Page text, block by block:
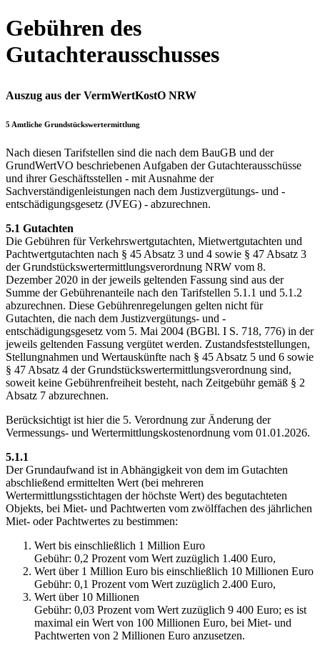
Gebühren des
Gutachterausschusses
Auszug aus der VermWertKostO NRW
5 Amtliche Grundstückswertermittlung
Nach diesen Tarifstellen sind die nach dem BauGB und der
GrundWertVO beschriebenen Aufgaben der Gutachterausschüsse
und ihrer Geschäftsstellen - mit Ausnahme der
Sachverständigenleistungen nach dem Justizvergütungs- und -
entschädigungsgesetz (JVEG) - abzurechnen.
5.1 Gutachten
Die Gebühren für Verkehrswertgutachten, Mietwertgutachten und
Pachtwertgutachten nach § 45 Absatz 3 und 4 sowie § 47 Absatz 3
der Grundstückswertermittlungsverordnung NRW vom 8.
Dezember 2020 in der jeweils geltenden Fassung sind aus der
Summe der Gebührenanteile nach den Tarifstellen 5.1.1 und 5.1.2
abzurechnen. Diese Gebührenregelungen gelten nicht für
Gutachten, die nach dem Justizvergütungs- und -
entschädigungsgesetz vom 5. Mai 2004 (BGBl. I S. 718, 776) in der
jeweils geltenden Fassung vergütet werden. Zustandsfeststellungen,
Stellungnahmen und Wertauskünfte nach § 45 Absatz 5 und 6 sowie
§ 47 Absatz 4 der Grundstückswertermittlungsverordnung sind,
soweit keine Gebührenfreiheit besteht, nach Zeitgebühr gemäß § 2
Absatz 7 abzurechnen.
Berücksichtigt ist hier die 5. Verordnung zur Änderung der
Vermessungs- und Wertermittlungskostenordnung vom 01.01.2026.
5.1.1
Der Grundaufwand ist in Abhängigkeit von dem im Gutachten
abschließend ermittelten Wert (bei mehreren
Wertermittlungsstichtagen der höchste Wert) des begutachteten
Objekts, bei Miet- und Pachtwerten vom zwölffachen des jährlichen
Miet- oder Pachtwertes zu bestimmen:
Wert bis einschließlich 1 Million Euro
Gebühr: 0,2 Prozent vom Wert zuzüglich 1.400 Euro,
Wert über 1 Million Euro bis einschließlich 10 Millionen Euro
Gebühr: 0,1 Prozent vom Wert zuzüglich 2.400 Euro,
Wert über 10 Millionen
Gebühr: 0,03 Prozent vom Wert zuzüglich 9 400 Euro; es ist
maximal ein Wert von 100 Millionen Euro, bei Miet- und
Pachtwerten von 2 Millionen Euro anzusetzen.